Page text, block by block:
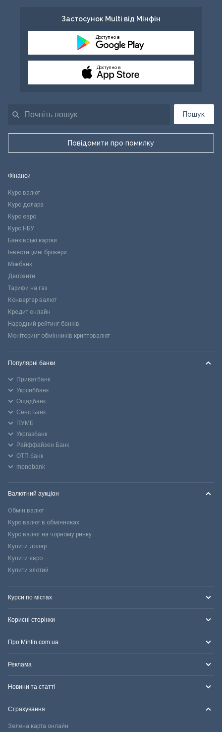
Пошук
Повідомити про помилку
Застосунок Multi від Мінфін
Доступно в
Доступно в
Фінанси
Курс валют
Курс долара
Курс євро
Курс НБУ
Банківські картки
Інвестиційні брокери
Міжбанк
Депозити
Тарифи на газ
Конвертер валют
Кредит онлайн
Народний рейтинг банків
Моніторинг обмінників криптовалют
Популярні банки
Приватбанк
Укрсиббанк
Ощадбанк
Сенс Банк
ПУМБ
Укргазбанк
Райффайзен Банк
ОТП банк
monobank
Валютний аукціон
Обмін валют
Курс валют в обмінниках
Курс валют на чорному ринку
Купити долар
Купити євро
Купити злотий
Курси по містах
Корисні сторінки
Про Minfin.com.ua
Реклама
Новини та статті
Страхування
Зелена карта онлайн